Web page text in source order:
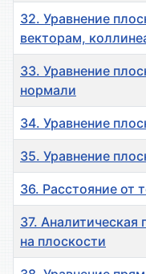
32. Уравнение
векторам,
33. Уравнение
нормали
34. Уравнение
35. Уравнение
36. Расстояние от
37. Аналитическая
на плоскости